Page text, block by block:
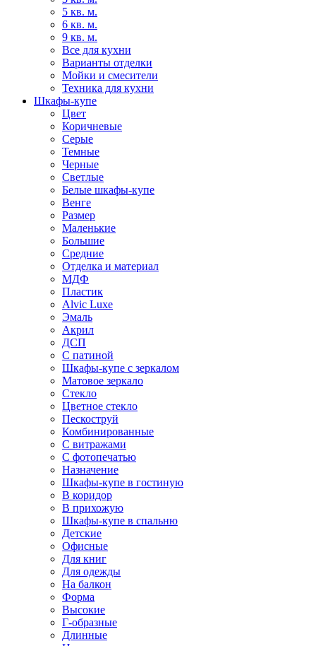
5 кв. м.
6 кв. м.
9 кв. м.
Все для кухни
Варианты отделки
Мойки и смесители
Техника для кухни
Шкафы-купе
Цвет
Коричневые
Серые
Темные
Черные
Светлые
Белые шкафы-купе
Венге
Размер
Маленькие
Большие
Средние
Отделка и материал
МДФ
Пластик
Alvic Luxe
Эмаль
Акрил
ДСП
С патиной
Шкафы-купе с зеркалом
Матовое зеркало
Стекло
Цветное стекло
Пескоструй
Комбинированные
С витражами
С фотопечатью
Назначение
Шкафы-купе в гостиную
В коридор
В прихожую
Шкафы-купе в спальню
Детские
Офисные
Для книг
Для одежды
На балкон
Форма
Высокие
Г-образные
Длинные